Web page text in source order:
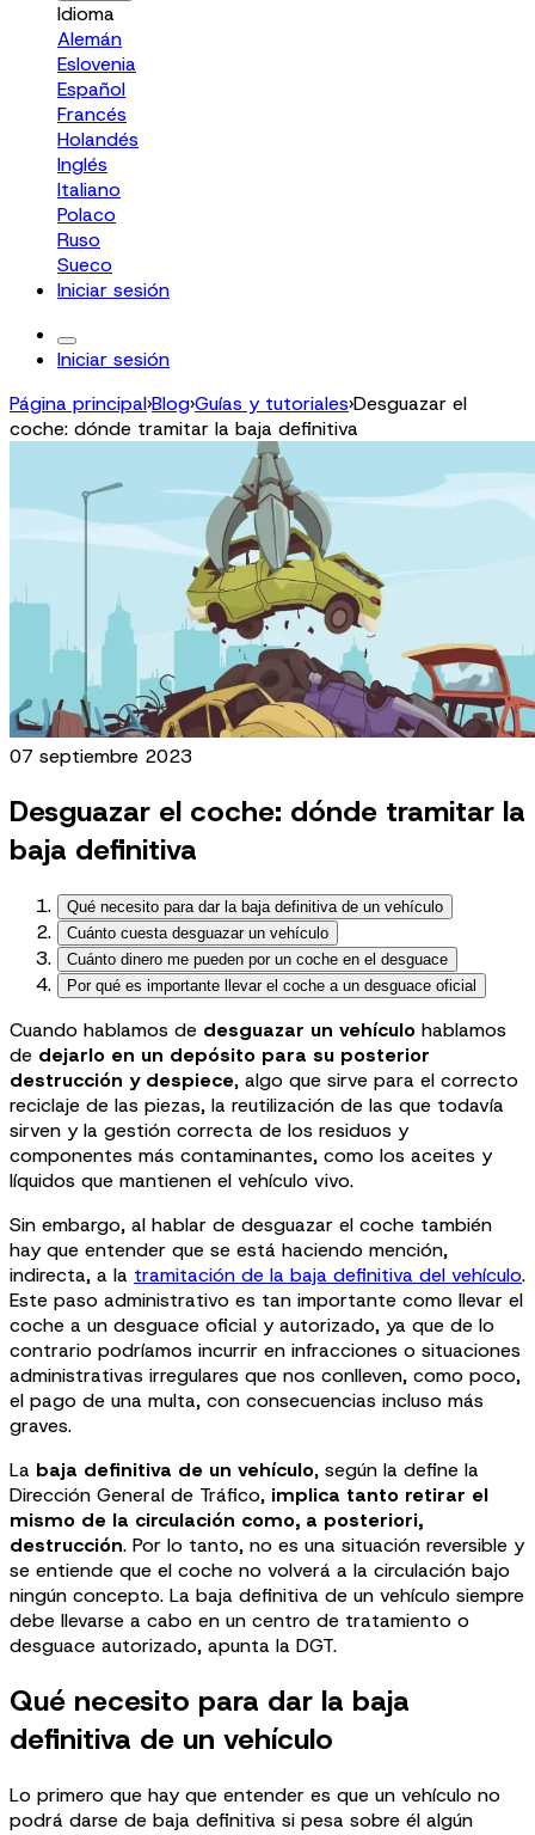
Idioma
Alemán
Eslovenia
Español
Francés
Holandés
Inglés
Italiano
Polaco
Ruso
Sueco
Iniciar sesión
Iniciar sesión
Página principal›Blog›Guías y tutoriales›Desguazar el
coche: dónde tramitar la baja definitiva
07 septiembre 2023
Desguazar el coche: dónde tramitar la
baja definitiva
Qué necesito para dar la baja definitiva de un vehículo
Cuánto cuesta desguazar un vehículo
Cuánto dinero me pueden por un coche en el desguace
Por qué es importante llevar el coche a un desguace oficial
Cuando hablamos de desguazar un vehículo hablamos
de dejarlo en un depósito para su posterior
destrucción y despiece, algo que sirve para el correcto
reciclaje de las piezas, la reutilización de las que todavía
sirven y la gestión correcta de los residuos y
componentes más contaminantes, como los aceites y
líquidos que mantienen el vehículo vivo.
Sin embargo, al hablar de desguazar el coche también
hay que entender que se está haciendo mención,
indirecta, a la tramitación de la baja definitiva del vehículo.
Este paso administrativo es tan importante como llevar el
coche a un desguace oficial y autorizado, ya que de lo
contrario podríamos incurrir en infracciones o situaciones
administrativas irregulares que nos conlleven, como poco,
el pago de una multa, con consecuencias incluso más
graves.
La baja definitiva de un vehículo, según la define la
Dirección General de Tráfico, implica tanto retirar el
mismo de la circulación como, a posteriori,
destrucción. Por lo tanto, no es una situación reversible y
se entiende que el coche no volverá a la circulación bajo
ningún concepto. La baja definitiva de un vehículo siempre
debe llevarse a cabo en un centro de tratamiento o
desguace autorizado, apunta la DGT.
Qué necesito para dar la baja
definitiva de un vehículo
Lo primero que hay que entender es que un vehículo no
podrá darse de baja definitiva si pesa sobre él algún